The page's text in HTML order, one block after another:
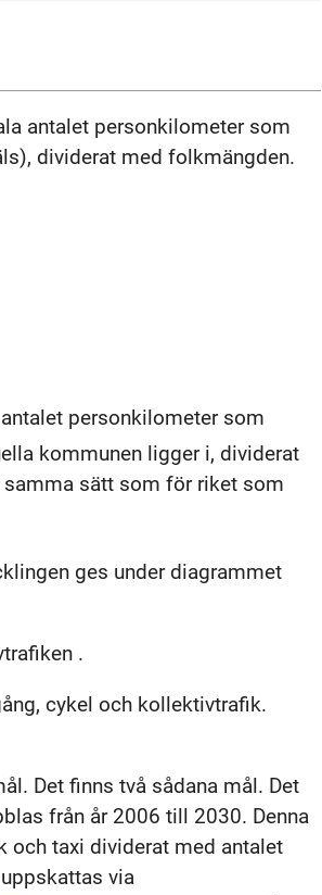
antalet personkilometer som
dividerat med folkmängden.
personkilometer som
kommunen ligger i, dividerat
samma sätt som för riket som
ges under diagrammet
.
cykel och kollektivtrafik.
Det finns två sådana mål. Det
från år 2006 till 2030. Denna
och taxi dividerat med antalet
via